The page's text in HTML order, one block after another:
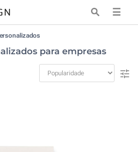
☰
para empresas